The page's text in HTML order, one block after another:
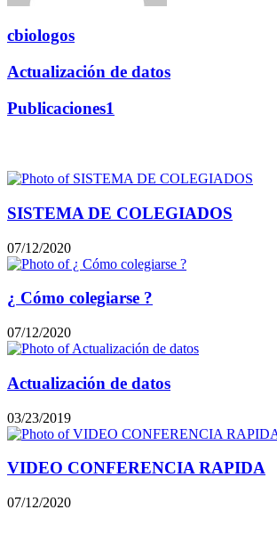
cbiologos
Actualización de datos
Publicaciones1
SISTEMA DE COLEGIADOS
07/12/2020
¿ Cómo colegiarse ?
07/12/2020
Actualización de datos
03/23/2019
VIDEO CONFERENCIA RAPIDA
07/12/2020